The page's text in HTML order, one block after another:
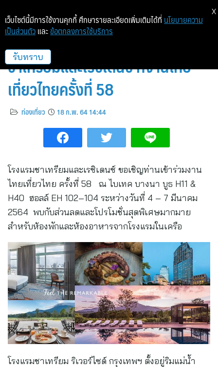
รวมที่สุดแห่งโปรโมชั่นจากโรงแรม
ชาเทรียมและเรซิเดนซ์ ที่งานไทย
เที่ยวไทยครั้งที่ 58
ท่องเที่ยว 18 ก.พ. 64 14:44
โรงแรมชาเทรียมและเรซิเดนซ์ ขอเชิญท่านเข้าร่วมงาน
ไทยเที่ยวไทย ครั้งที่ 58 ณ ไบเทค บางนา บูธ H11 &
H40 ฮอลล์ EH 102–104 ระหว่างวันที่ 4 – 7 มีนาคม
2564 พบกับส่วนลดและโปรโมชั่นสุดพิเศษมากมาย
สำหรับห้องพักและห้องอาหารจากโรงแรมในเครือ
โรงแรมชาเทรียม ริเวอร์ไซด์ กรุงเทพฯ ตั้งอยู่ริมแม่น้ำ
เว็บไซต์นี้มีการใช้งานคุกกี้ ศึกษารายละเอียดเพิ่มเติมได้ที่ นโยบายความ
เป็นส่วนตัว และ ข้อตกลงการใช้บริการ
รับทราบ
X